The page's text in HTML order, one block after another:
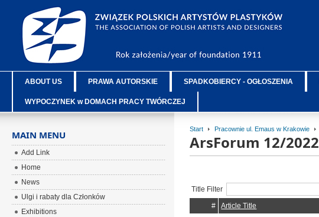
ABOUT US PRAWA AUTORSKIE SPADKOBIERCY - OGŁOSZENIA
WYPOCZYNEK w DOMACH PRACY TWÓRCZEJ
Start Pracownie ul. Emaus w Krakowie
ArsForum 12/2022
Title Filter
#
Article Title
MAIN MENU
Add Link
Home
News
Ulgi i rabaty dla Członków
Exhibitions